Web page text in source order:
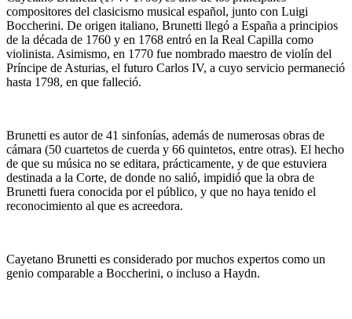
compositores del clasicismo musical español, junto con Luigi
Boccherini. De origen italiano, Brunetti llegó a España a principios
de la década de 1760 y en 1768 entró en la Real Capilla como
violinista. Asimismo, en 1770 fue nombrado maestro de violín del
Príncipe de Asturias, el futuro Carlos IV, a cuyo servicio permaneció
hasta 1798, en que falleció.
Brunetti es autor de 41 sinfonías, además de numerosas obras de
cámara (50 cuartetos de cuerda y 66 quintetos, entre otras). El hecho
de que su música no se editara, prácticamente, y de que estuviera
destinada a la Corte, de donde no salió, impidió que la obra de
Brunetti fuera conocida por el público, y que no haya tenido el
reconocimiento al que es acreedora.
Cayetano Brunetti es considerado por muchos expertos como un
genio comparable a Boccherini, o incluso a Haydn.